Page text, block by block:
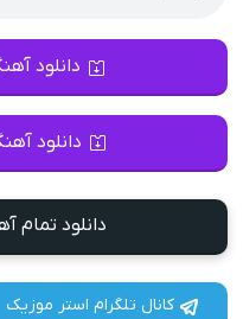
دانلود
دانلود
دانلود تمام
کانال تلگرام استر موزیک